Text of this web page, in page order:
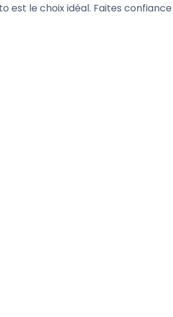
est le choix idéal. Faites